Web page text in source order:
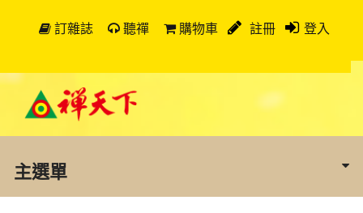
訂雜誌 聽禪 購物車 註冊 登入
主選單